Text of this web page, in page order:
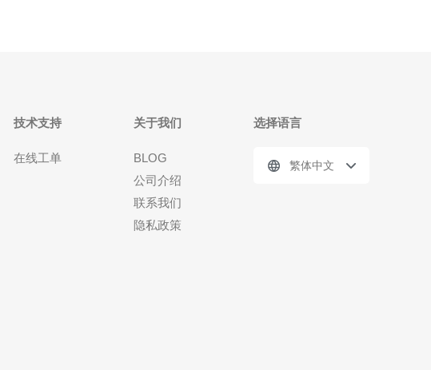
技术支持
在线工单
关于我们
BLOG
公司介绍
联系我们
隐私政策
选择语言
繁体中文